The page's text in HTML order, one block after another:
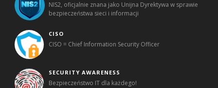
NIS2, oficjalnie znana jako Unijna Dyrektywa w sprawie
bezpieczeństwa sieci i informacji
CISO
CISO = Chief Information Security Officer
SECURITY AWARENESS
Bezpieczeństwo IT dla każdego!